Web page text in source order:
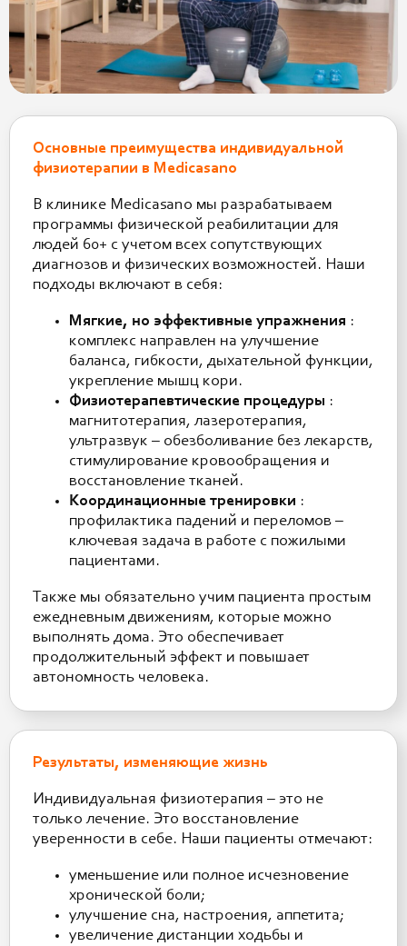
Основные преимущества индивидуальной
физиотерапии в Medicasano
В клинике Medicasano мы разрабатываем
программы физической реабилитации для
людей 60+ с учетом всех сопутствующих
диагнозов и физических возможностей. Наши
подходы включают в себя:
Мягкие, но эффективные упражнения :
комплекс направлен на улучшение
баланса, гибкости, дыхательной функции,
укрепление мышц кори.
Физиотерапевтические процедуры :
магнитотерапия, лазеротерапия,
ультразвук – обезболивание без лекарств,
стимулирование кровообращения и
восстановление тканей.
Координационные тренировки :
профилактика падений и переломов –
ключевая задача в работе с пожилыми
пациентами.
Также мы обязательно учим пациента простым
ежедневным движениям, которые можно
выполнять дома. Это обеспечивает
продолжительный эффект и повышает
автономность человека.
Результаты, изменяющие жизнь
Индивидуальная физиотерапия – это не
только лечение. Это восстановление
уверенности в себе. Наши пациенты отмечают:
уменьшение или полное исчезновение
хронической боли;
улучшение сна, настроения, аппетита;
увеличение дистанции ходьбы и